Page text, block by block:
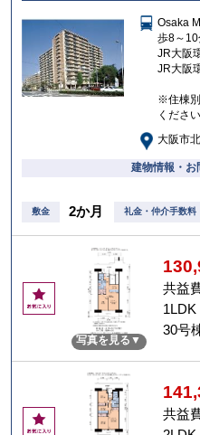
Osaka
歩8～10
JR大阪
JR大阪
※住棟
ください
大阪市
建物情報・お
敷金 2か月 礼金・仲介手数料
お
気
り
写真を見る
共益
30号
お
共益